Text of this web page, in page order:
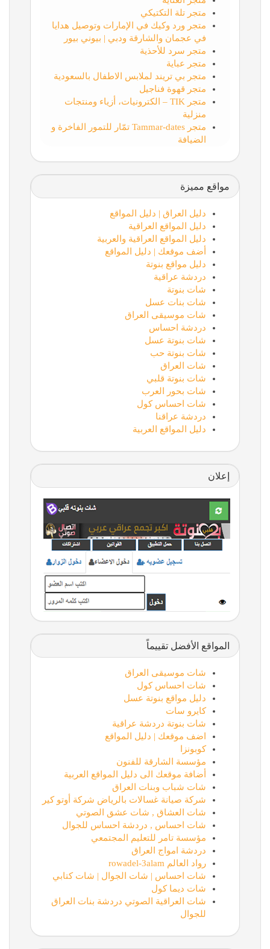
متجر تلة التكتيكي
متجر ورد وكيك في الإمارات وتوصيل هدايا
في عجمان والشارقة ودبي | بيوني بيور
متجر سرد للأحذية
متجر عباية
متجر بي تريند لملابس الاطفال بالسعودية
متجر قهوة فناجيل
متجر TIK – الكترونيات، أزياء ومنتجات
منزلية
متجر Tammar-dates تمّار للتمور الفاخرة و
الضيافة
مواقع مميزة
دليل العراق | دليل المواقع
دليل المواقع العراقية
دليل المواقع العراقية والعربية
أضف موقعك | دليل المواقع
دليل مواقع بنوتة
دردشة عراقية
شات بنوتة
شات بنات عسل
شات موسيقى العراق
دردشة احساس
شات بنوتة عسل
شات بنوتة حب
شات العراق
شات بنوتة قلبي
شات بحور العرب
شات احساس كول
دردشة عراقنا
دليل المواقع العربية
إعلان
المواقع الأفضل تقييماً
شات موسيقى العراق
شات احساس كول
دليل مواقع بنوتة عسل
كايرو سات
شات بنوتة دردشة عراقية
اضف موقعك | دليل المواقع
كوبونزا
مؤسسة الشارقة للفنون
أضافة موقعك الى دليل المواقع العربية
شات شباب وبنات العراق
شركة صيانة غسالات بالرياض شركة أوتو كير
شات العشاق , شات عشق الصوتي
شات احساس , دردشة احساس للجوال
مؤسسة تامر للتعليم المجتمعي
دردشة امواج العراق
رواد العالم rowadel-3alam
شات احساس | شات الجوال | شات كتابي
شات ديما كول
شات العراقية الصوتي دردشة بنات العراق
للجوال